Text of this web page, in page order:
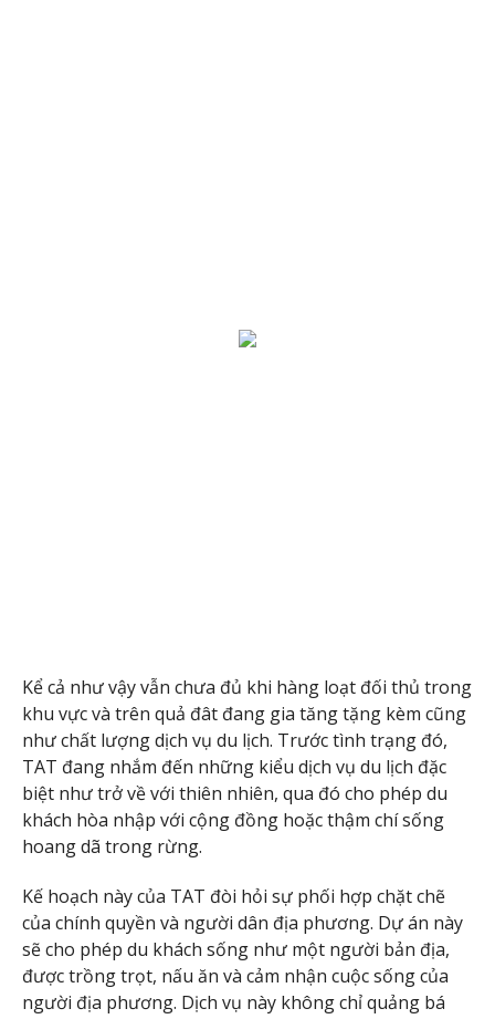
Kể cả như vậy vẫn chưa đủ khi hàng loạt đối thủ trong
khu vực và trên quả đât đang gia tăng tặng kèm cũng
như chất lượng dịch vụ du lịch. Trước tình trạng đó,
TAT đang nhắm đến những kiểu dịch vụ du lịch đặc
biệt như trở về với thiên nhiên, qua đó cho phép du
khách hòa nhập với cộng đồng hoặc thậm chí sống
hoang dã trong rừng.
Kế hoạch này của TAT đòi hỏi sự phối hợp chặt chẽ
của chính quyền và người dân địa phương. Dự án này
sẽ cho phép du khách sống như một người bản địa,
được trồng trọt, nấu ăn và cảm nhận cuộc sống của
người địa phương. Dịch vụ này không chỉ quảng bá